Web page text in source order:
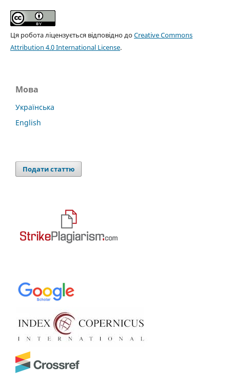
Ця робота ліцензується відповідно доCreative Commons
Attribution 4.0 International License.
Мова
Українська
English
Подати статтю